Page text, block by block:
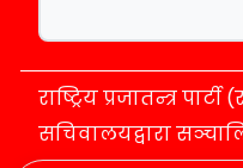
राष्ट्रिय प्रजातन्त्र पार्टी
सचिवालयद्वारा